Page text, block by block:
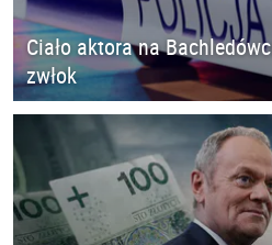
Ciało aktora na
zwłok